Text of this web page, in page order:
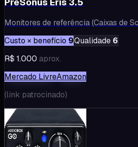
Monitores de referência (Caixas de
Custo × benefício 9Qualidade 6
R$ 1.000 aprox.
Mercado LivreAmazon
(link patrocinado)